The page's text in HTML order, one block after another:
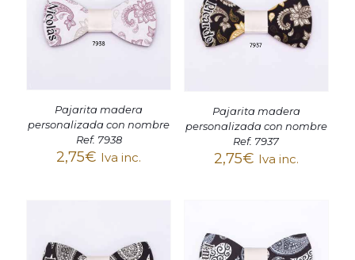
Pajarita madera
personalizada con nombre
Ref. 7938
2,75€ Iva inc.
Pajarita madera
personalizada con nombre
Ref. 7937
2,75€ Iva inc.